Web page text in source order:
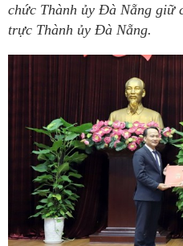
chức Thành ủy Đà Nẵng giữ
trực Thành ủy Đà Nẵng.